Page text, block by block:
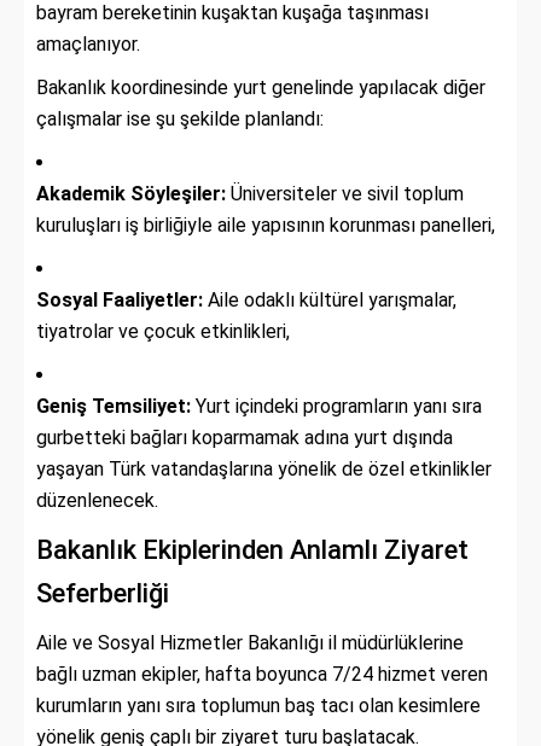
bayram bereketinin kuşaktan kuşağa taşınması
amaçlanıyor.
Bakanlık koordinesinde yurt genelinde yapılacak diğer
çalışmalar ise şu şekilde planlandı:
Akademik Söyleşiler: Üniversiteler ve sivil toplum
kuruluşları iş birliğiyle aile yapısının korunması panelleri,
Sosyal Faaliyetler: Aile odaklı kültürel yarışmalar,
tiyatrolar ve çocuk etkinlikleri,
Geniş Temsiliyet: Yurt içindeki programların yanı sıra
gurbetteki bağları koparmamak adına yurt dışında
yaşayan Türk vatandaşlarına yönelik de özel etkinlikler
düzenlenecek.
Bakanlık Ekiplerinden Anlamlı Ziyaret
Seferberliği
Aile ve Sosyal Hizmetler Bakanlığı il müdürlüklerine
bağlı uzman ekipler, hafta boyunca 7/24 hizmet veren
kurumların yanı sıra toplumun baş tacı olan kesimlere
yönelik geniş çaplı bir ziyaret turu başlatacak.